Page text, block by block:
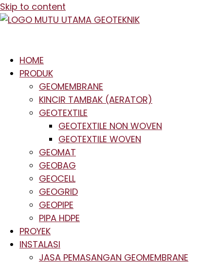
Skip to content
HOME
PRODUK
GEOMEMBRANE
KINCIR TAMBAK (AERATOR)
GEOTEXTILE
GEOTEXTILE NON WOVEN
GEOTEXTILE WOVEN
GEOMAT
GEOBAG
GEOCELL
GEOGRID
GEOPIPE
PIPA HDPE
PROYEK
INSTALASI
JASA PEMASANGAN GEOMEMBRANE